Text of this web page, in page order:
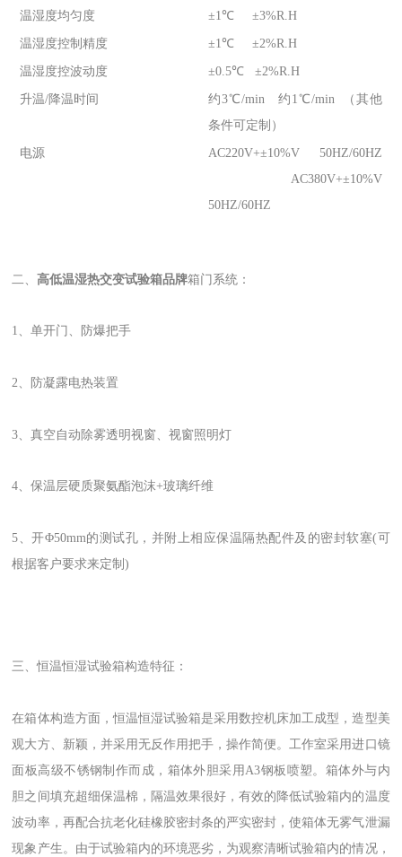
温湿度均匀度 ±1℃ ±3%R.H
温湿度控制精度 ±1℃ ±2%R.H
温湿度控波动度 ±0.5℃ ±2%R.H
升温/降温时间
约3℃/min 约1℃/min （其他
条件可定制）
电源
AC220V+±10%V 50HZ/60HZ
AC380V+±10%V
50HZ/60HZ
二、高低温湿热交变试验箱品牌箱门系统：
1、单开门、防爆把手
2、防凝露电热装置
3、真空自动除雾透明视窗、视窗照明灯
4、保温层硬质聚氨酯泡沫+玻璃纤维
5、开Φ50mm的测试孔，并附上相应保温隔热配件及的密封软塞(可
根据客户要求来定制)
三、恒温恒湿试验箱构造特征：
在箱体构造方面，恒温恒湿试验箱是采用数控机床加工成型，造型美
观大方、新颖，并采用无反作用把手，操作简便。工作室采用进口镜
面板高级不锈钢制作而成，箱体外胆采用A3钢板喷塑。箱体外与内
胆之间填充超细保温棉，隔温效果很好，有效的降低试验箱内的温度
波动率，再配合抗老化硅橡胶密封条的严实密封，使箱体无雾气泄漏
现象产生。由于试验箱内的环境恶劣，为观察清晰试验箱内的情况，